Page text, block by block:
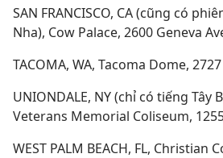
SAN FRANCISCO, CA (cũng có
Nha), Cow Palace, 2600 Geneva
TACOMA, WA, Tacoma Dome, 2727
UNIONDALE, NY (chỉ có tiếng Tây
Veterans Memorial Coliseum,
WEST PALM BEACH, FL, Christian